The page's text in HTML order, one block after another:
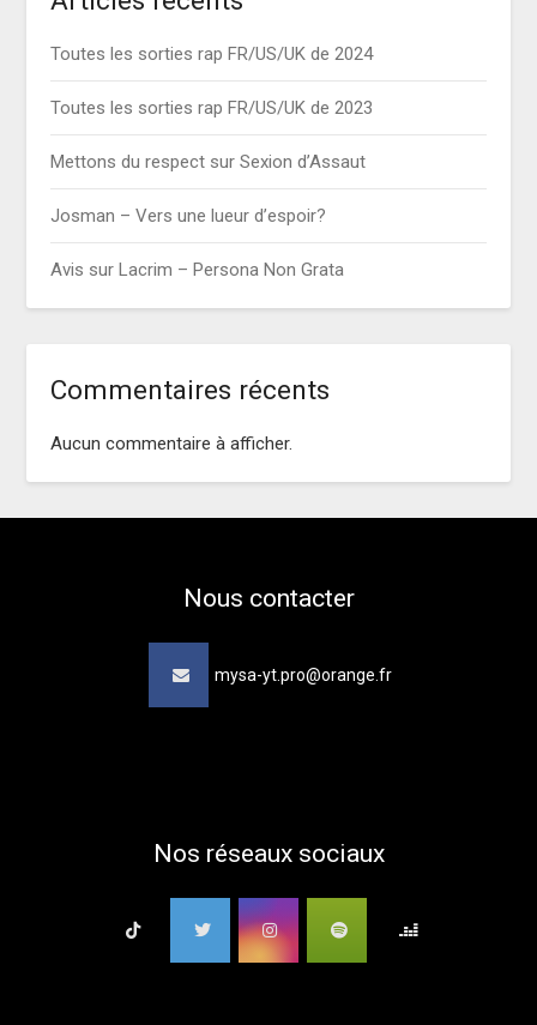
Toutes les sorties rap FR/US/UK de 2024
Toutes les sorties rap FR/US/UK de 2023
Mettons du respect sur Sexion d’Assaut
Josman – Vers une lueur d’espoir?
Avis sur Lacrim – Persona Non Grata
Commentaires récents
Aucun commentaire à afficher.
Nous contacter
mysa-yt.pro@orange.fr
Nos réseaux sociaux